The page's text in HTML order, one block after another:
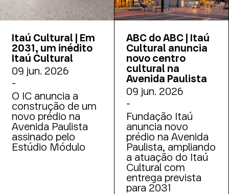
Itaú Cultural | Em
2031, um inédito
Itaú Cultural
09 jun. 2026
-
O IC anuncia a
construção de um
novo prédio na
Avenida Paulista
assinado pelo
Estúdio Módulo
ABC do ABC | Itaú
Cultural anuncia
novo centro
cultural na
Avenida Paulista
09 jun. 2026
-
Fundação Itaú
anuncia novo
prédio na Avenida
Paulista, ampliando
a atuação do Itaú
Cultural com
entrega prevista
para 2031